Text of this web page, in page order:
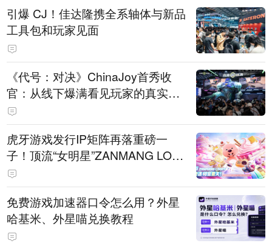
引爆 CJ！佳达隆携全系轴体与新品
工具包和玩家见面
《代号：对决》ChinaJoy首秀收
官：从线下爆满看见玩家的真实期
待
虎牙游戏发行IP矩阵再落重磅一
子！顶流“女明星”ZANMANG LOO
PY 正版3D消除手游《消消奇遇》
惊喜曝光
免费游戏加速器口令怎么用？外星
哈基米、外星喵兑换教程